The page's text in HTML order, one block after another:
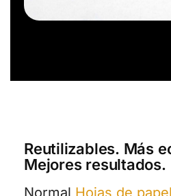
Reutilizables. Más
Mejores resultados.
Normal Hojas de